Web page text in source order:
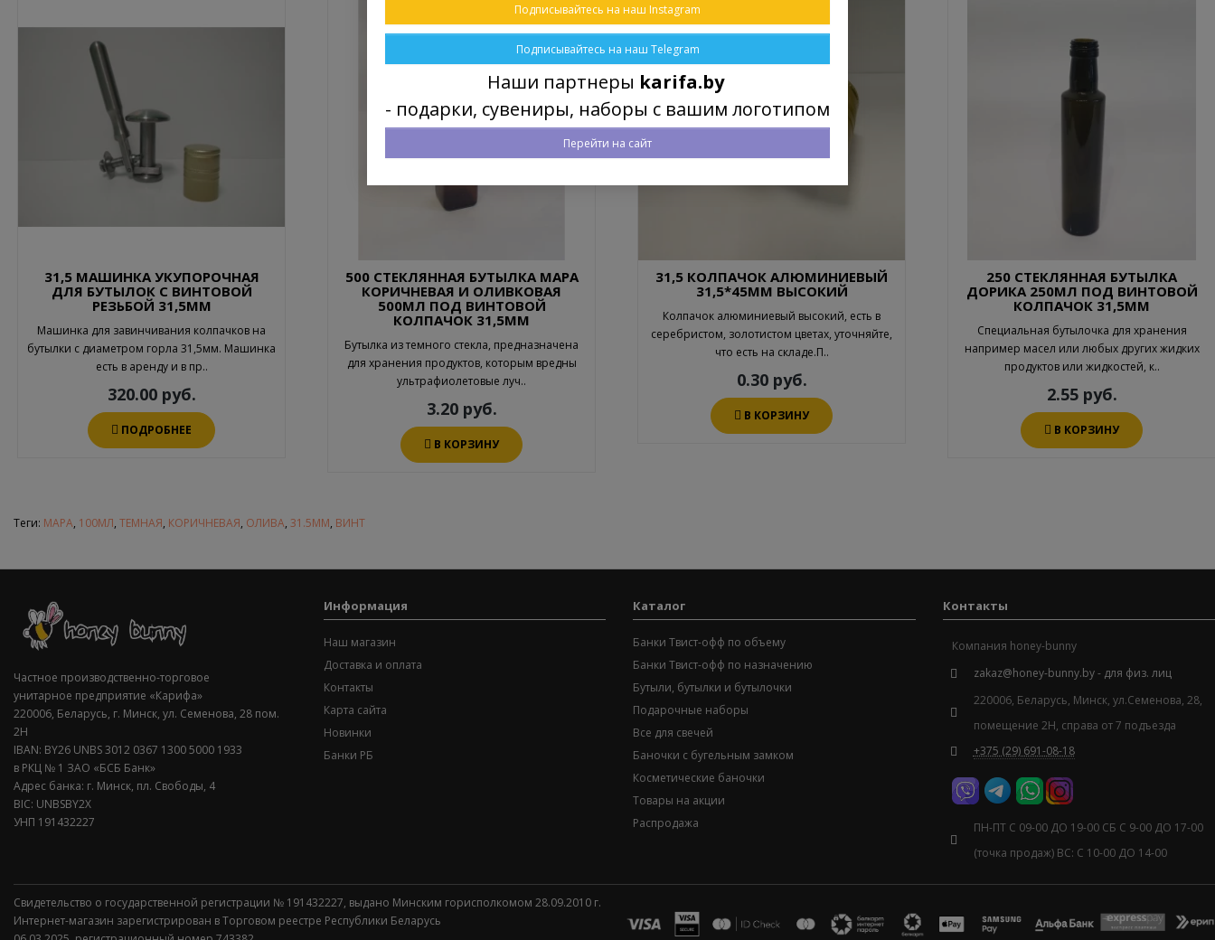
31,5 МАШИНКА УКУПОРОЧНАЯ
ДЛЯ БУТЫЛОК С ВИНТОВОЙ
РЕЗЬБОЙ 31,5ММ
Машинка для завинчивания колпачков на
бутылки с диаметром горла 31,5мм. Машинка
есть в аренду и в пр..
320.00 руб.
ПОДРОБНЕЕ
500 СТЕКЛЯННАЯ БУТЫЛКА МАРА
КОРИЧНЕВАЯ И ОЛИВКОВАЯ
500МЛ ПОД ВИНТОВОЙ
КОЛПАЧОК 31,5ММ
Бутылка из темного стекла, предназначена
для хранения продуктов, которым вредны
ультрафиолетовые луч..
3.20 руб.
В КОРЗИНУ
31,5 КОЛПАЧОК АЛЮМИНИЕВЫЙ
31,5*45ММ ВЫСОКИЙ
Колпачок алюминиевый высокий, есть в
серебристом, золотистом цветах, уточняйте,
что есть на складе.П..
0.30 руб.
В КОРЗИНУ
250 СТЕКЛЯННАЯ БУТЫЛКА
ДОРИКА 250МЛ ПОД ВИНТОВОЙ
КОЛПАЧОК 31,5ММ
Специальная бутылочка для хранения
например масел или любых других жидких
продуктов или жидкостей, к..
2.55 руб.
В КОРЗИНУ
Теги: МАРА, 100МЛ, ТЕМНАЯ, КОРИЧНЕВАЯ, ОЛИВА, 31.5ММ, ВИНТ
Частное производственно-торговое
унитарное предприятие «Карифа»
220006, Беларусь, г. Минск, ул. Семенова, 28 пом.
2Н
IBAN: BY26 UNBS 3012 0367 1300 5000 1933
в РКЦ № 1 ЗАО «БСБ Банк»
Адрес банка: г. Минск, пл. Свободы, 4
BIC: UNBSBY2X
УНП 191432227
Информация
Наш магазин
Доставка и оплата
Контакты
Карта сайта
Новинки
Банки РБ
Каталог
Банки Твист-офф по объему
Банки Твист-офф по назначению
Бутыли, бутылки и бутылочки
Подарочные наборы
Все для свечей
Баночки с бугельным замком
Косметические баночки
Товары на акции
Распродажа
Контакты
Компания honey-bunny
zakaz@honey-bunny.by - для физ. лиц
220006, Беларусь, Минск, ул.Семенова, 28,
помещение 2Н, справа от 7 подъезда
+375 (29) 691-08-18
ПН-ПТ С 09-00 ДО 19-00 СБ С 9-00 ДО 17-00
(точка продаж) ВС: С 10-00 ДО 14-00
Свидетельство о государственной регистрации № 191432227, выдано Минским горисполкомом 28.09.2010 г.
Интернет-магазин зарегистрирован в Торговом реестре Республики Беларусь
Подписывайтесь на наш Instagram
Подписывайтесь на наш Telegram
Наши партнеры karifa.by
- подарки, сувениры, наборы с вашим логотипом
Перейти на сайт